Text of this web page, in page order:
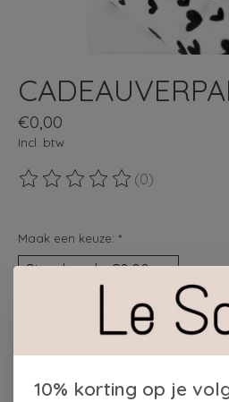
€0,00
Incl. btw
De beoordeling van dit product
(0)
Maak een keuze: *
Toevoegen aan
10% korting op je